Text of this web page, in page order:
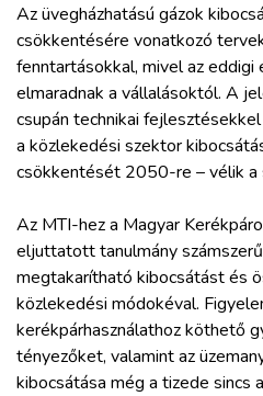
ELLÁTÁSI LÁNC
ZÖLDÚT
HAJÓZÁS
BLOG
ARCHÍVUM
WEBSHOP
Az üvegházhatású gázok
csökkentésére vonatkozó
fenntartásokkal, mivel az eddigi
elmaradnak a vállalásoktól. A
csupán technikai
a közlekedési szektor
csökkentését 2050-re – vélik a
Az MTI-hez a Magyar
eljuttatott tanulmány
megtakarítható kibocsátást és
közlekedési módokéval.
kerékpárhasználathoz köthető
tényezőket, valamint az
kibocsátása még a tizede sincs